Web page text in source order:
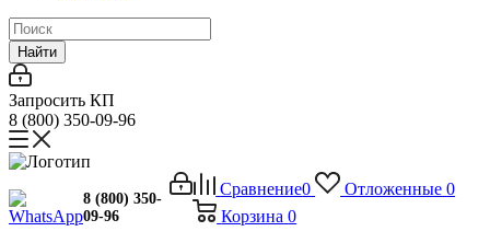
Найти
Запросить КП
8 (800) 350-09-96
Сравнение0 Отложенные 0
Корзина 0
8 (800) 350-
09-96